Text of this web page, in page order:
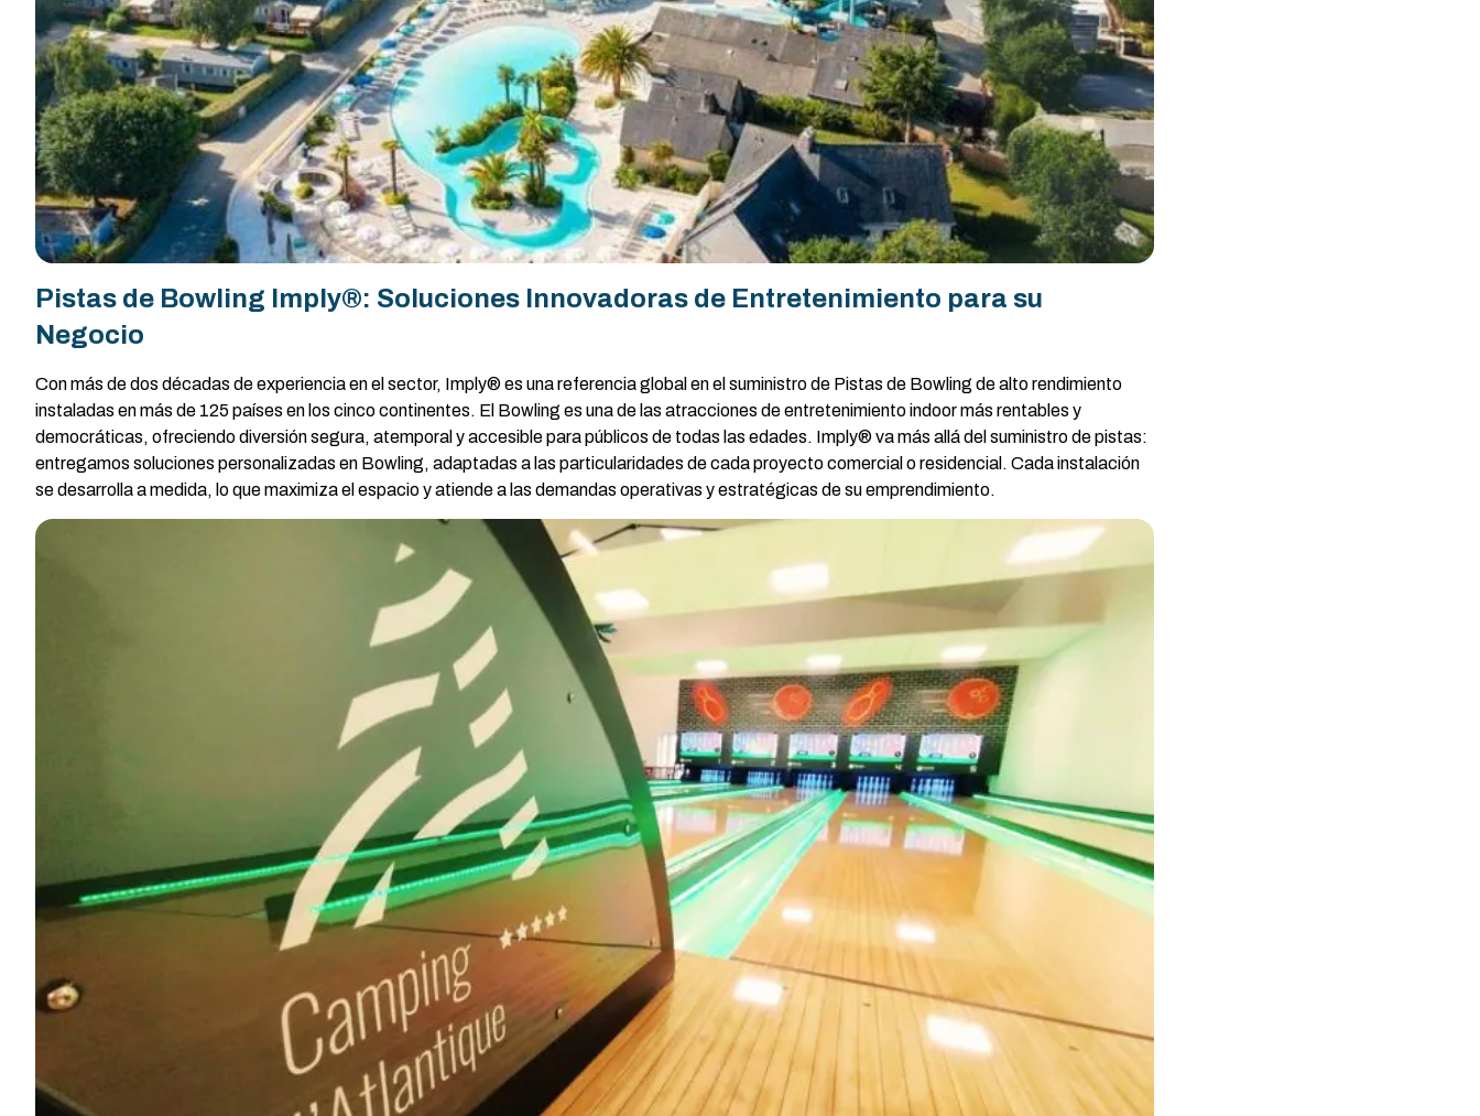
Pistas de Bowling Imply®: Soluciones Innovadoras de Entretenimiento para su
Negocio
Con más de dos décadas de experiencia en el sector, Imply® es una referencia global en el suministro de Pistas de Bowling de alto rendimiento
instaladas en más de 125 países en los cinco continentes. El Bowling es una de las atracciones de entretenimiento indoor más rentables y
democráticas, ofreciendo diversión segura, atemporal y accesible para públicos de todas las edades. Imply® va más allá del suministro de pistas:
entregamos soluciones personalizadas en Bowling, adaptadas a las particularidades de cada proyecto comercial o residencial. Cada instalación
se desarrolla a medida, lo que maximiza el espacio y atiende a las demandas operativas y estratégicas de su emprendimiento.